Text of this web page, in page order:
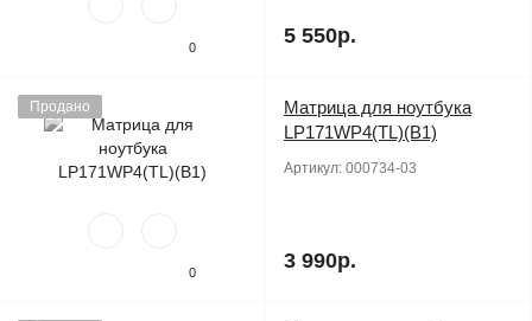
0 5 550р.
Продано
0
Матрица для ноутбука
LP171WP4(TL)(B1)
Артикул: 000734-03
3 990р.